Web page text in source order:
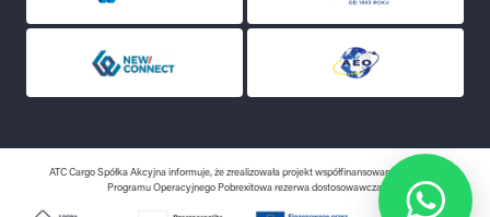
ATC Cargo Spółka Akcyjna informuje, że zrealizowała projekt współfinansowany w ramach
Programu Operacyjnego Pobrexitowa rezerwa dostosowawcza.